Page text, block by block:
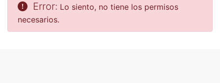
Error: Lo siento, no tiene los permisos
necesarios.